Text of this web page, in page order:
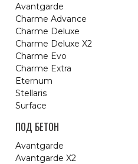
Avantgarde
Charme Advance
Charme Deluxe
Charme Deluxe X2
Charme Evo
Charme Extra
Eternum
Stellaris
Surface
ПОД БЕТОН
Avantgarde
Avantgarde X2